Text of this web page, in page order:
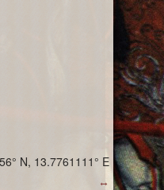
↔
N, 13.7761111° E